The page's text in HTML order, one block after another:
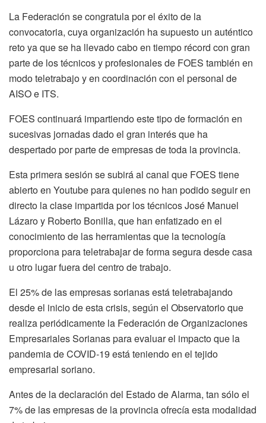
La Federación se congratula por el éxito de la
convocatoria, cuya organización ha supuesto un auténtico
reto ya que se ha llevado cabo en tiempo récord con gran
parte de los técnicos y profesionales de FOES también en
modo teletrabajo y en coordinación con el personal de
AISO e ITS.
FOES continuará impartiendo este tipo de formación en
sucesivas jornadas dado el gran interés que ha
despertado por parte de empresas de toda la provincia.
Esta primera sesión se subirá al canal que FOES tiene
abierto en Youtube para quienes no han podido seguir en
directo la clase impartida por los técnicos José Manuel
Lázaro y Roberto Bonilla, que han enfatizado en el
conocimiento de las herramientas que la tecnología
proporciona para teletrabajar de forma segura desde casa
u otro lugar fuera del centro de trabajo.
El 25% de las empresas sorianas está teletrabajando
desde el inicio de esta crisis, según el Observatorio que
realiza periódicamente la Federación de Organizaciones
Empresariales Sorianas para evaluar el impacto que la
pandemia de COVID-19 está teniendo en el tejido
empresarial soriano.
Antes de la declaración del Estado de Alarma, tan sólo el
7% de las empresas de la provincia ofrecía esta modalidad